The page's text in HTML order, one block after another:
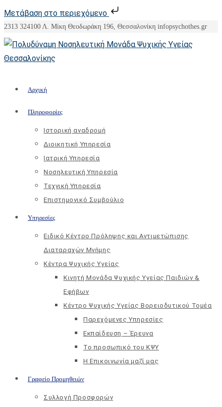
Μετάβαση στο περιεχόμενο
Skip
to
content
2313 324100 Λ. Μίκη Θεοδωράκη 196, Θεσσαλονίκη infopsychothes.gr
Αρχική
Πληροφορίες
Ιστορική αναδρομή
Διοικητική Υπηρεσία
Ιατρική Υπηρεσία
Νοσηλευτική Υπηρεσία
Τεχνική Υπηρεσία
Επιστημονικό Συμβούλιο
Υπηρεσίες
Ειδικό Κέντρο Πρόληψης και Αντιμετώπισης
Διαταραχών Μνήμης
Κέντρα Ψυχικής Υγείας
Κινητή Μονάδα Ψυχικής Υγείας Παιδιών &
Εφήβων
Kέντρο Ψυχικής Υγείας Βορειοδυτικού Τομέα
Παρεχόμενες Υπηρεσίες
Εκπαίδευση – Έρευνα
Το προσωπικό του ΚΨΥ
Η Επικοινωνία μαζί μας
Γραφείο Προμηθειών
Συλλογή Προσφορών